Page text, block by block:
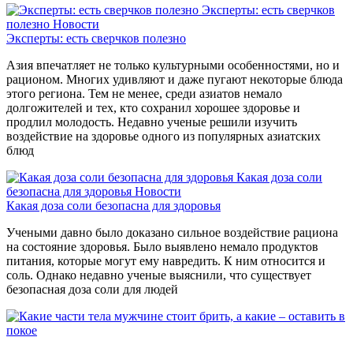
Эксперты: есть сверчков
полезно Новости
Эксперты: есть сверчков полезно
Азия впечатляет не только культурными особенностями, но и
рационом. Многих удивляют и даже пугают некоторые блюда
этого региона. Тем не менее, среди азиатов немало
долгожителей и тех, кто сохранил хорошее здоровье и
продлил молодость. Недавно ученые решили изучить
воздействие на здоровье одного из популярных азиатских
блюд
Какая доза соли
безопасна для здоровья Новости
Какая доза соли безопасна для здоровья
Учеными давно было доказано сильное воздействие рациона
на состояние здоровья. Было выявлено немало продуктов
питания, которые могут ему навредить. К ним относится и
соль. Однако недавно ученые выяснили, что существует
безопасная доза соли для людей